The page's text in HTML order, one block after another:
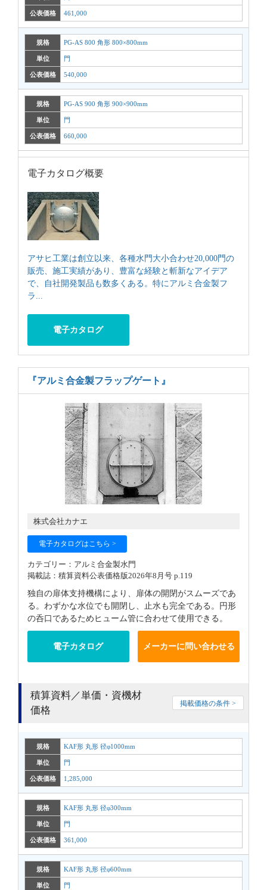
公表価格 461,000
規格 PG-AS 800 角形 800×800mm
単位 門
公表価格 540,000
規格 PG-AS 900 角形 900×900mm
単位 門
公表価格 660,000
電子カタログ概要
アサヒ工業は創立以来、各種水門大小合わせ20,000門の
販売、施工実績があり、豊富な経験と斬新なアイデア
で、自社開発製品も数多くある。特にアルミ合金製フ
ラ...
電子カタログ
『アルミ合金製フラップゲート』
株式会社カナエ
電子カタログはこちら >
カテゴリー：アルミ合金製水門
掲載誌：積算資料公表価格版2026年8月号 p.119
独自の扉体支持機構により、扉体の開閉がスムーズであ
る。わずかな水位でも開閉し、止水も完全である。円形
の呑口であるためヒューム管に合わせて使用できる。
電子カタログ メーカーに問い合わせる
積算資料／単価・資機材
価格
掲載価格の条件 >
規格 KAF形 丸形 径φ1000mm
単位 門
公表価格 1,285,000
規格 KAF形 丸形 径φ300mm
単位 門
公表価格 361,000
規格 KAF形 丸形 径φ600mm
単位 門